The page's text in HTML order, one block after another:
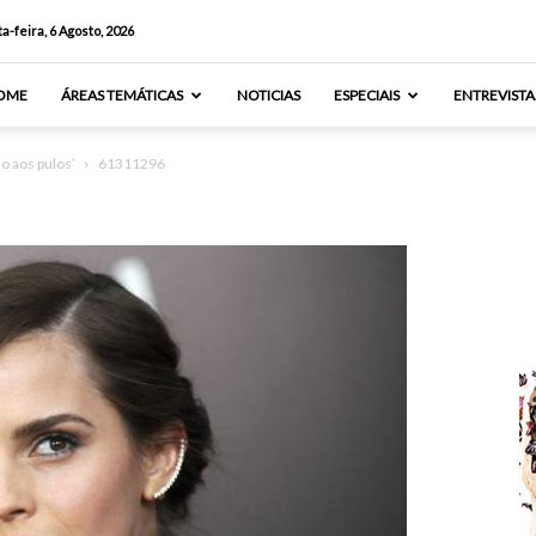
feira, 6 Agosto, 2026
ÁREAS TEMÁTICAS NOTICIAS ESPECIAIS
aos pulos’ 61311296